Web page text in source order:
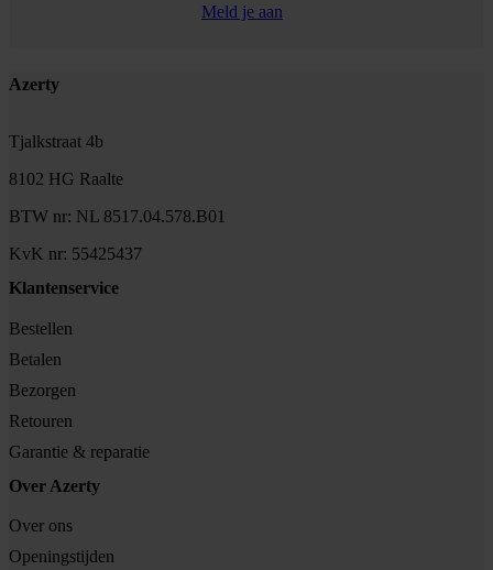
Meld je aan
Footer
Azerty
Tjalkstraat 4b
8102 HG Raalte
BTW nr: NL 8517.04.578.B01
KvK nr: 55425437
Klantenservice
Bestellen
Betalen
Bezorgen
Retouren
Garantie & reparatie
Over Azerty
Over ons
Openingstijden